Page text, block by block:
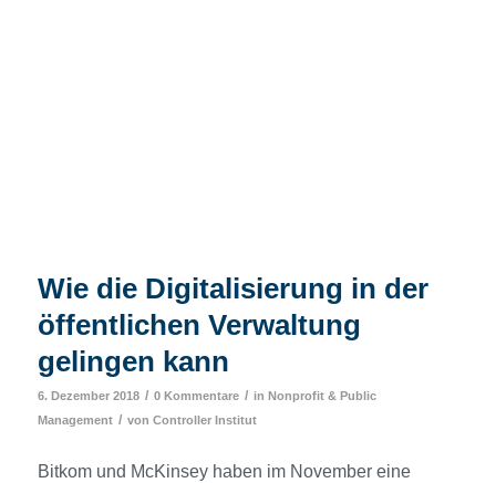
Wie die Digitalisierung in der
öffentlichen Verwaltung
gelingen kann
6. Dezember 2018 / 0 Kommentare / in Nonprofit & Public
Management / von Controller Institut
Bitkom und McKinsey haben im November eine